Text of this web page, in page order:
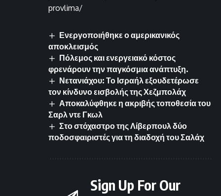
provlima/
Ενεργοποιήθηκε ο αμερικανικός
αποκλεισμός
Πόλεμος και ενεργειακό κόστος
φρενάρουν την παγκόσμια ανάπτυξη.
Νετανιάχου: Το Ισραήλ εξουδετέρωσε
τον κίνδυνο εισβολής της Χεζμπολάχ
Αποκαλύφθηκε η ακριβής τοποθεσία του
Σαρλ ντε Γκωλ
Στο στόχαστρο της Λίβερπουλ δύο
ποδοσφαιριστές για τη διαδοχή του Σαλάχ
Sign Up For Our